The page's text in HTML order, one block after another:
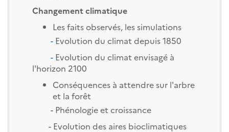
Changement climatique
Les faits observés, les simulations
-Evolution du climat depuis 1850
-Evolution du climat envisagé à
l'horizon 2100
Conséquences à attendre sur l'arbre
et la forêt
-Phénologie et croissance
-Evolution des aires bioclimatiques